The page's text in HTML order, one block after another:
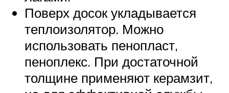
Поверх досок укладывается
теплоизолятор. Можно
использовать пенопласт,
пеноплекс. При достаточной
толщине применяют керамзит,